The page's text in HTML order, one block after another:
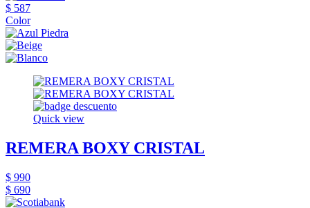
$ 587
Color
Quick view
REMERA BOXY CRISTAL
$ 990
$ 690